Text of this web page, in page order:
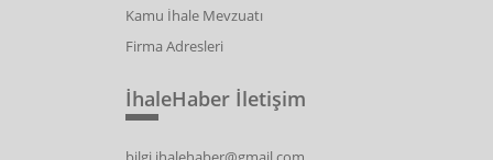
Kamu İhale Mevzuatı
Firma Adresleri
İhaleHaber İletişim